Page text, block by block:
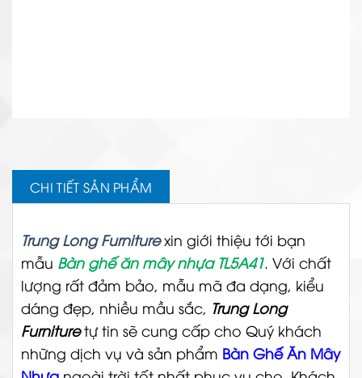
CHI TIẾT SẢN PHẨM
Trung Long Furniturexin giới thiệu tới bạn
mẫu Bàn ghế ăn mây nhựa TL5A41. Với chất
lượng rất đảm bảo, mẫu mã đa dạng, kiểu
dáng đẹp, nhiều mầu sắc, Trung Long
Furnituretự tin sẽ cung cấp cho Quý khách
những dịch vụ và sản phẩm Bàn Ghế Ăn Mây